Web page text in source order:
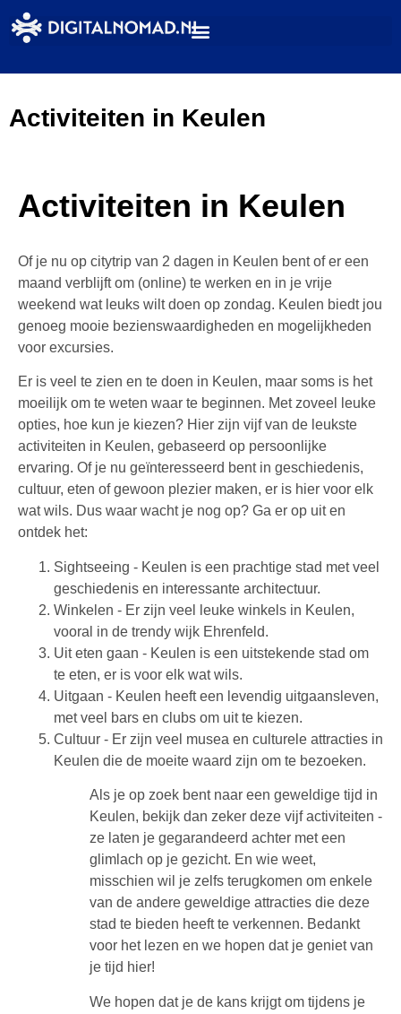
Activiteiten in Keulen
Activiteiten in Keulen
Of je nu op citytrip van 2 dagen in Keulen bent of er een
maand verblijft om (online) te werken en in je vrije
weekend wat leuks wilt doen op zondag. Keulen biedt jou
genoeg mooie bezienswaardigheden en mogelijkheden
voor excursies.
Er is veel te zien en te doen in Keulen, maar soms is het
moeilijk om te weten waar te beginnen. Met zoveel leuke
opties, hoe kun je kiezen? Hier zijn vijf van de leukste
activiteiten in Keulen, gebaseerd op persoonlijke
ervaring. Of je nu geïnteresseerd bent in geschiedenis,
cultuur, eten of gewoon plezier maken, er is hier voor elk
wat wils. Dus waar wacht je nog op? Ga er op uit en
ontdek het:
Sightseeing - Keulen is een prachtige stad met veel
geschiedenis en interessante architectuur.
Winkelen - Er zijn veel leuke winkels in Keulen,
vooral in de trendy wijk Ehrenfeld.
Uit eten gaan - Keulen is een uitstekende stad om
te eten, er is voor elk wat wils.
Uitgaan - Keulen heeft een levendig uitgaansleven,
met veel bars en clubs om uit te kiezen.
Cultuur - Er zijn veel musea en culturele attracties in
Keulen die de moeite waard zijn om te bezoeken.
Als je op zoek bent naar een geweldige tijd in
Keulen, bekijk dan zeker deze vijf activiteiten -
ze laten je gegarandeerd achter met een
glimlach op je gezicht. En wie weet,
misschien wil je zelfs terugkomen om enkele
van de andere geweldige attracties die deze
stad te bieden heeft te verkennen. Bedankt
voor het lezen en we hopen dat je geniet van
je tijd hier!
We hopen dat je de kans krijgt om tijdens je